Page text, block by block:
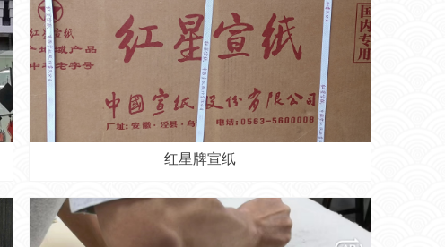
红星牌宣纸